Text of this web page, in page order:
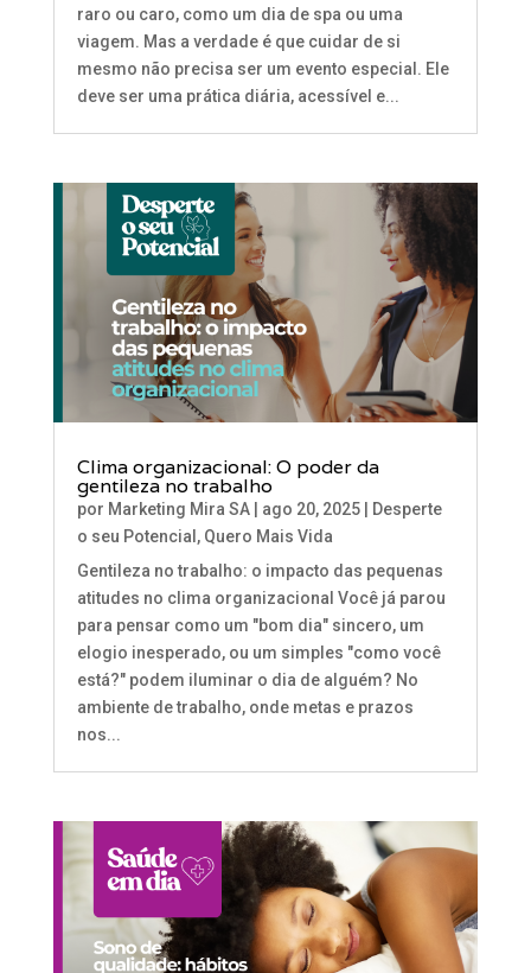
raro ou caro, como um dia de spa ou uma
viagem. Mas a verdade é que cuidar de si
mesmo não precisa ser um evento especial. Ele
deve ser uma prática diária, acessível e...
Clima organizacional: O poder da
gentileza no trabalho
por Marketing Mira SA| ago 20, 2025|
Desperte
o seu Potencial , Quero Mais Vida
Gentileza no trabalho: o impacto das pequenas
atitudes no clima organizacional Você já parou
para pensar como um "bom dia" sincero, um
elogio inesperado, ou um simples "como você
está?" podem iluminar o dia de alguém? No
ambiente de trabalho, onde metas e prazos
nos...